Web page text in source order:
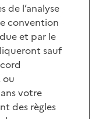
de l’analyse
convention
et par le
sauf
ou
votre
des règles